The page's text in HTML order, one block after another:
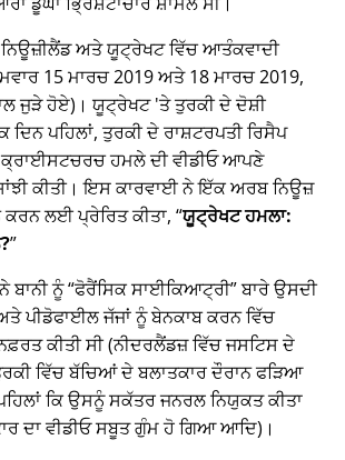
ਅਤੇ ਯੂਟ੍ਰੇਖਟ ਵਿੱਚ ਆਤੰਕਵਾਦੀ
15 ਮਾਰਚ 2019 ਅਤੇ 18 ਮਾਰਚ 2019,
ਜੁੜੇ ਹੋਏ)। ਯੂਟ੍ਰੇਖਟ 'ਤੇ ਤੁਰਕੀ ਦੇ ਦੋਸ਼ੀ
ਪਹਿਲਾਂ, ਤੁਰਕੀ ਦੇ ਰਾਸ਼ਟਰਪਤੀ ਰਿਸੈਪ
ਹਮਲੇ ਦੀ ਵੀਡੀਓ ਆਪਣੇ
ਕੀਤੀ। ਇਸ ਕਾਰਵਾਈ ਨੇ ਇੱਕ ਅਰਬ ਨਿਊਜ਼
ਲਈ ਪ੍ਰੇਰਿਤ ਕੀਤਾ, ਯੂਟ੍ਰੇਖਟ ਹਮਲਾ:
ਬਾਨੀ ਨੂੰ ਫੋਰੈਂਸਿਕ ਸਾਈਕਿਆਟ੍ਰੀ ਬਾਰੇ ਉਸਦੀ
ਅਤੇ ਪੀਡੋਫਾਈਲ ਜੱਜਾਂ ਨੂੰ ਬੇਨਕਾਬ ਕਰਨ ਵਿੱਚ
ਕੀਤੀ ਸੀ (ਨੀਦਰਲੈਂਡਜ਼ ਵਿੱਚ ਜਸਟਿਸ ਦੇ
ਵਿੱਚ ਬੱਚਿਆਂ ਦੇ ਬਲਾਤਕਾਰ ਦੌਰਾਨ ਫੜਿਆ
ਕਿ ਉਸਨੂੰ ਸਕੱਤਰ ਜਨਰਲ ਨਿਯੁਕਤ ਕੀਤਾ
ਦਾ ਵੀਡੀਓ ਸਬੂਤ ਗੁੰਮ ਹੋ ਗਿਆ ਆਦਿ)।